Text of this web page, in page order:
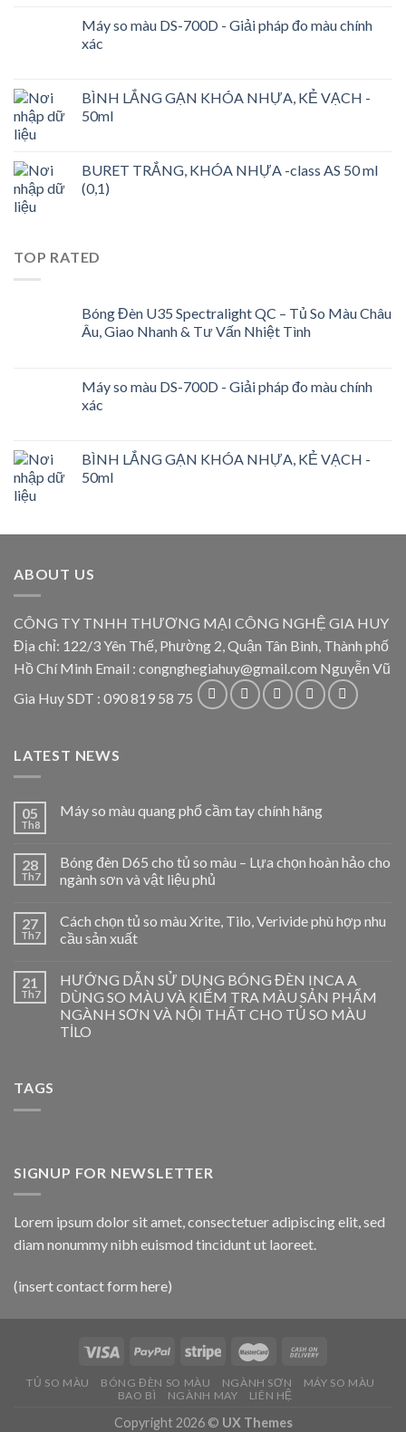
Máy so màu DS-700D - Giải pháp đo màu chính
xác
BÌNH LẮNG GẠN KHÓA NHỰA, KẺ VẠCH -
50ml
BURET TRẮNG, KHÓA NHỰA -class AS 50 ml
(0,1)
TOP RATED
Bóng Đèn U35 Spectralight QC – Tủ So Màu Châu
Âu, Giao Nhanh & Tư Vấn Nhiệt Tình
Máy so màu DS-700D - Giải pháp đo màu chính
xác
BÌNH LẮNG GẠN KHÓA NHỰA, KẺ VẠCH -
50ml
ABOUT US
CÔNG TY TNHH THƯƠNG MẠI CÔNG NGHỆ GIA HUY
Địa chỉ: 122/3 Yên Thế, Phường 2, Quận Tân Bình, Thành phố
Hồ Chí Minh Email : congnghegiahuy@gmail.com Nguyễn Vũ
Gia Huy SDT : 090 819 58 75
LATEST NEWS
05
Th8
Máy so màu quang phổ cầm tay chính hãng
28
Th7
Bóng đèn D65 cho tủ so màu – Lựa chọn hoàn hảo cho
ngành sơn và vật liệu phủ
27
Th7
Cách chọn tủ so màu Xrite, Tilo, Verivide phù hợp nhu
cầu sản xuất
21
Th7
HƯỚNG DẪN SỬ DỤNG BÓNG ĐÈN INCA A
DÙNG SO MÀU VÀ KIỂM TRA MÀU SẢN PHẨM
NGÀNH SƠN VÀ NỘI THẤT CHO TỦ SO MÀU
TİLO
TAGS
SIGNUP FOR NEWSLETTER
Lorem ipsum dolor sit amet, consectetuer adipiscing elit, sed
diam nonummy nibh euismod tincidunt ut laoreet.
(insert contact form here)
TỦ SO MÀU BÓNG ĐÈN SO MÀU NGÀNH SƠN
MÁY SO MÀU
BAO BÌ
NGÀNH MAY LIÊN HỆ
Copyright 2026 © UX Themes